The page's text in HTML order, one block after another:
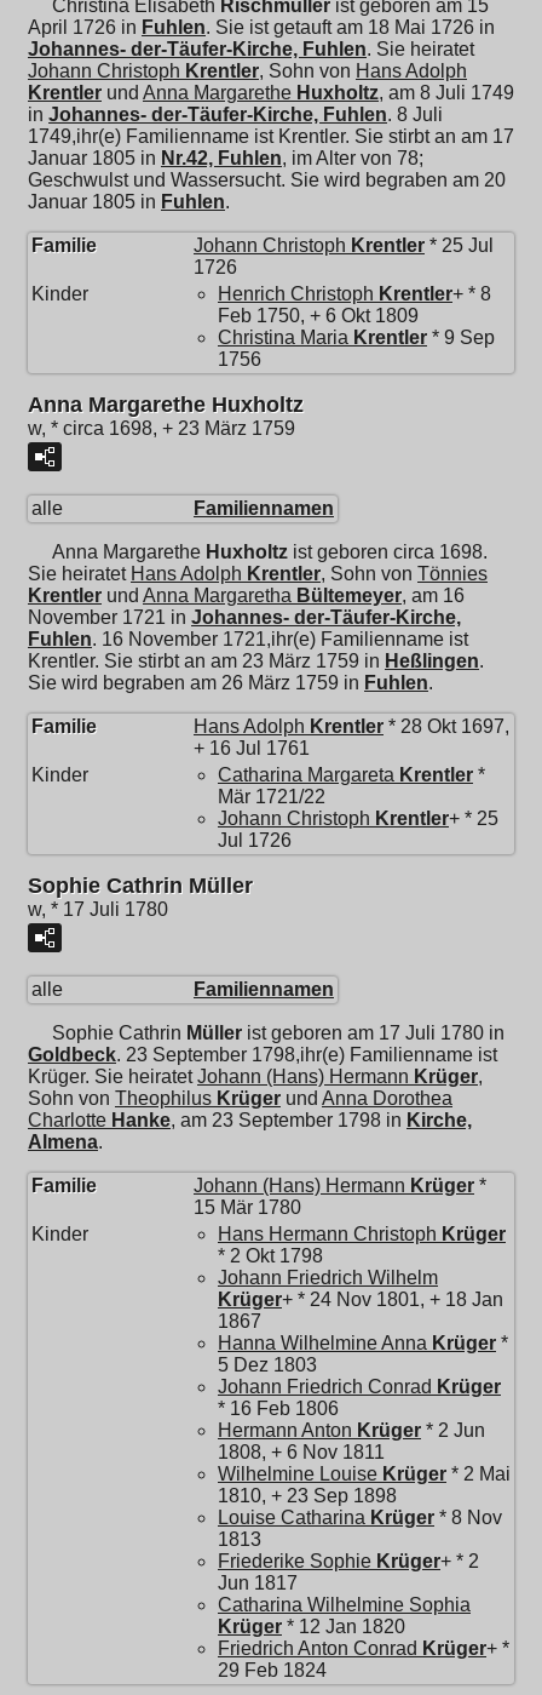
Christina Elisabeth Rischmüller ist geboren am 15
April 1726 in Fuhlen. Sie ist getauft am 18 Mai 1726 in
Johannes- der-Täufer-Kirche, Fuhlen. Sie heiratet
Johann Christoph Krentler, Sohn von Hans Adolph
Krentler und Anna Margarethe Huxholtz, am 8 Juli 1749
in Johannes- der-Täufer-Kirche, Fuhlen. 8 Juli
1749,ihr(e) Familienname ist Krentler. Sie stirbt an am 17
Januar 1805 in Nr.42, Fuhlen, im Alter von 78;
Geschwulst und Wassersucht. Sie wird begraben am 20
Januar 1805 in Fuhlen.
Familie Johann Christoph Krentler * 25 Jul
1726
Kinder
Henrich Christoph Krentler+ * 8
Feb 1750, + 6 Okt 1809
Christina Maria Krentler * 9 Sep
1756
Anna Margarethe Huxholtz
w, * circa 1698, + 23 März 1759
alle Familiennamen
Anna Margarethe Huxholtz ist geboren circa 1698.
Sie heiratet Hans Adolph Krentler, Sohn von Tönnies
Krentler und Anna Margaretha Bültemeyer, am 16
November 1721 in Johannes- der-Täufer-Kirche,
Fuhlen. 16 November 1721,ihr(e) Familienname ist
Krentler. Sie stirbt an am 23 März 1759 in Heßlingen.
Sie wird begraben am 26 März 1759 in Fuhlen.
Familie Hans Adolph Krentler * 28 Okt 1697,
+ 16 Jul 1761
Kinder
Catharina Margareta Krentler *
Mär 1721/22
Johann Christoph Krentler+ * 25
Jul 1726
Sophie Cathrin Müller
w, * 17 Juli 1780
alle Familiennamen
Sophie Cathrin Müller ist geboren am 17 Juli 1780 in
Goldbeck. 23 September 1798,ihr(e) Familienname ist
Krüger. Sie heiratetJohann (Hans) Hermann Krüger,
Sohn von Theophilus Krüger und Anna Dorothea
Charlotte Hanke, am 23 September 1798 in Kirche,
Almena.
Familie Johann (Hans) Hermann Krüger *
15 Mär 1780
Kinder
Hans Hermann Christoph Krüger
* 2 Okt 1798
Johann Friedrich Wilhelm
Krüger+ * 24 Nov 1801, + 18 Jan
1867
Hanna Wilhelmine Anna Krüger *
5 Dez 1803
Johann Friedrich Conrad Krüger
* 16 Feb 1806
Hermann Anton Krüger * 2 Jun
1808, + 6 Nov 1811
Wilhelmine Louise Krüger * 2 Mai
1810, + 23 Sep 1898
Louise Catharina Krüger * 8 Nov
1813
Friederike Sophie Krüger+ * 2
Jun 1817
Catharina Wilhelmine Sophia
Krüger * 12 Jan 1820
Friedrich Anton Conrad Krüger+ *
29 Feb 1824